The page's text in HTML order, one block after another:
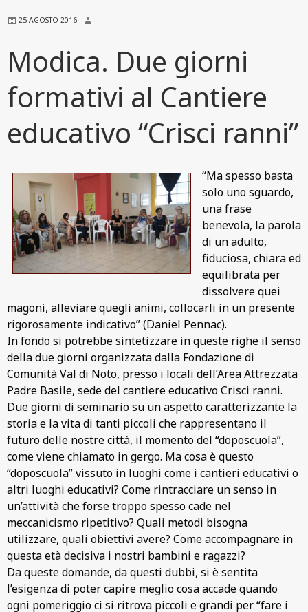
25 AGOSTO 2016
Modica. Due giorni
formativi al Cantiere
educativo “Crisci ranni”
“Ma spesso basta
solo uno sguardo,
una frase
benevola, la parola
di un adulto,
fiduciosa, chiara ed
equilibrata per
dissolvere quei
magoni, alleviare quegli animi, collocarli in un presente
rigorosamente indicativo” (Daniel Pennac).
In fondo si potrebbe sintetizzare in queste righe il senso
della due giorni organizzata dalla Fondazione di
Comunità Val di Noto, presso i locali dell’Area Attrezzata
Padre Basile, sede del cantiere educativo Crisci ranni.
Due giorni di seminario su un aspetto caratterizzante la
storia e la vita di tanti piccoli che rappresentano il
futuro delle nostre città, il momento del “doposcuola”,
come viene chiamato in gergo. Ma cosa è questo
“doposcuola” vissuto in luoghi come i cantieri educativi o
altri luoghi educativi? Come rintracciare un senso in
un’attività che forse troppo spesso cade nel
meccanicismo ripetitivo? Quali metodi bisogna
utilizzare, quali obiettivi avere? Come accompagnare in
questa età decisiva i nostri bambini e ragazzi?
Da queste domande, da questi dubbi, si è sentita
l’esigenza di poter capire meglio cosa accade quando
ogni pomeriggio ci si ritrova piccoli e grandi per “fare i